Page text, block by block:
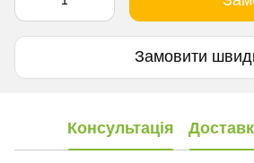
Замовити
Консультація